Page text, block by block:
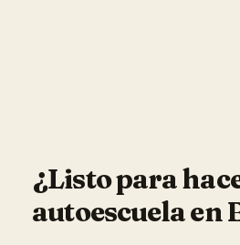
¿Listo para
autoescuelaen